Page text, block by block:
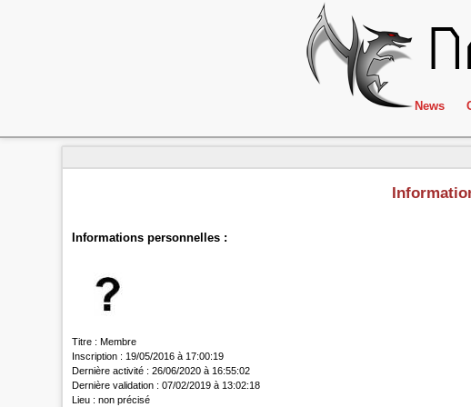
News
Informations personnelles :
Titre : Membre
Inscription : 19/05/2016 à 17:00:19
Dernière activité : 26/06/2020 à 16:55:02
Dernière validation : 07/02/2019 à 13:02:18
Lieu : non précisé